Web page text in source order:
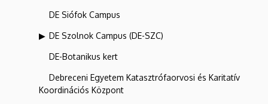
DE Siófok Campus
DE Szolnok Campus (DE-SZC)
DE-Botanikus kert
Debreceni Egyetem Katasztrófaorvosi és Karitatív
Koordinációs Központ